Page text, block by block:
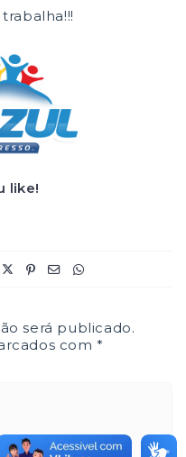
like!
será publicado.
com*